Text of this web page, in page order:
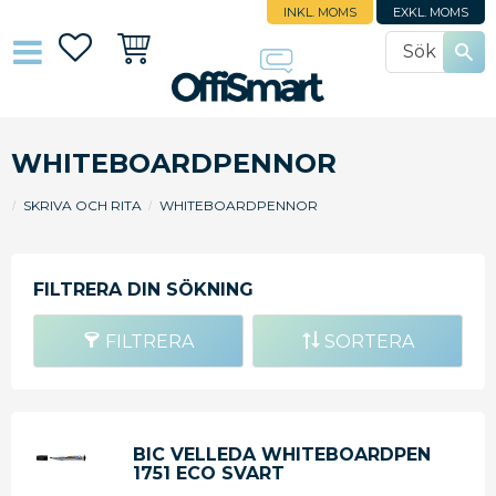
INKL. MOMS EXKL. MOMS
FavoriterKundvagn
WHITEBOARDPENNOR
SKRIVA OCH RITA WHITEBOARDPENNOR
FILTRERA SORTERA
BIC VELLEDA WHITEBOARDPEN
1751 ECO SVART